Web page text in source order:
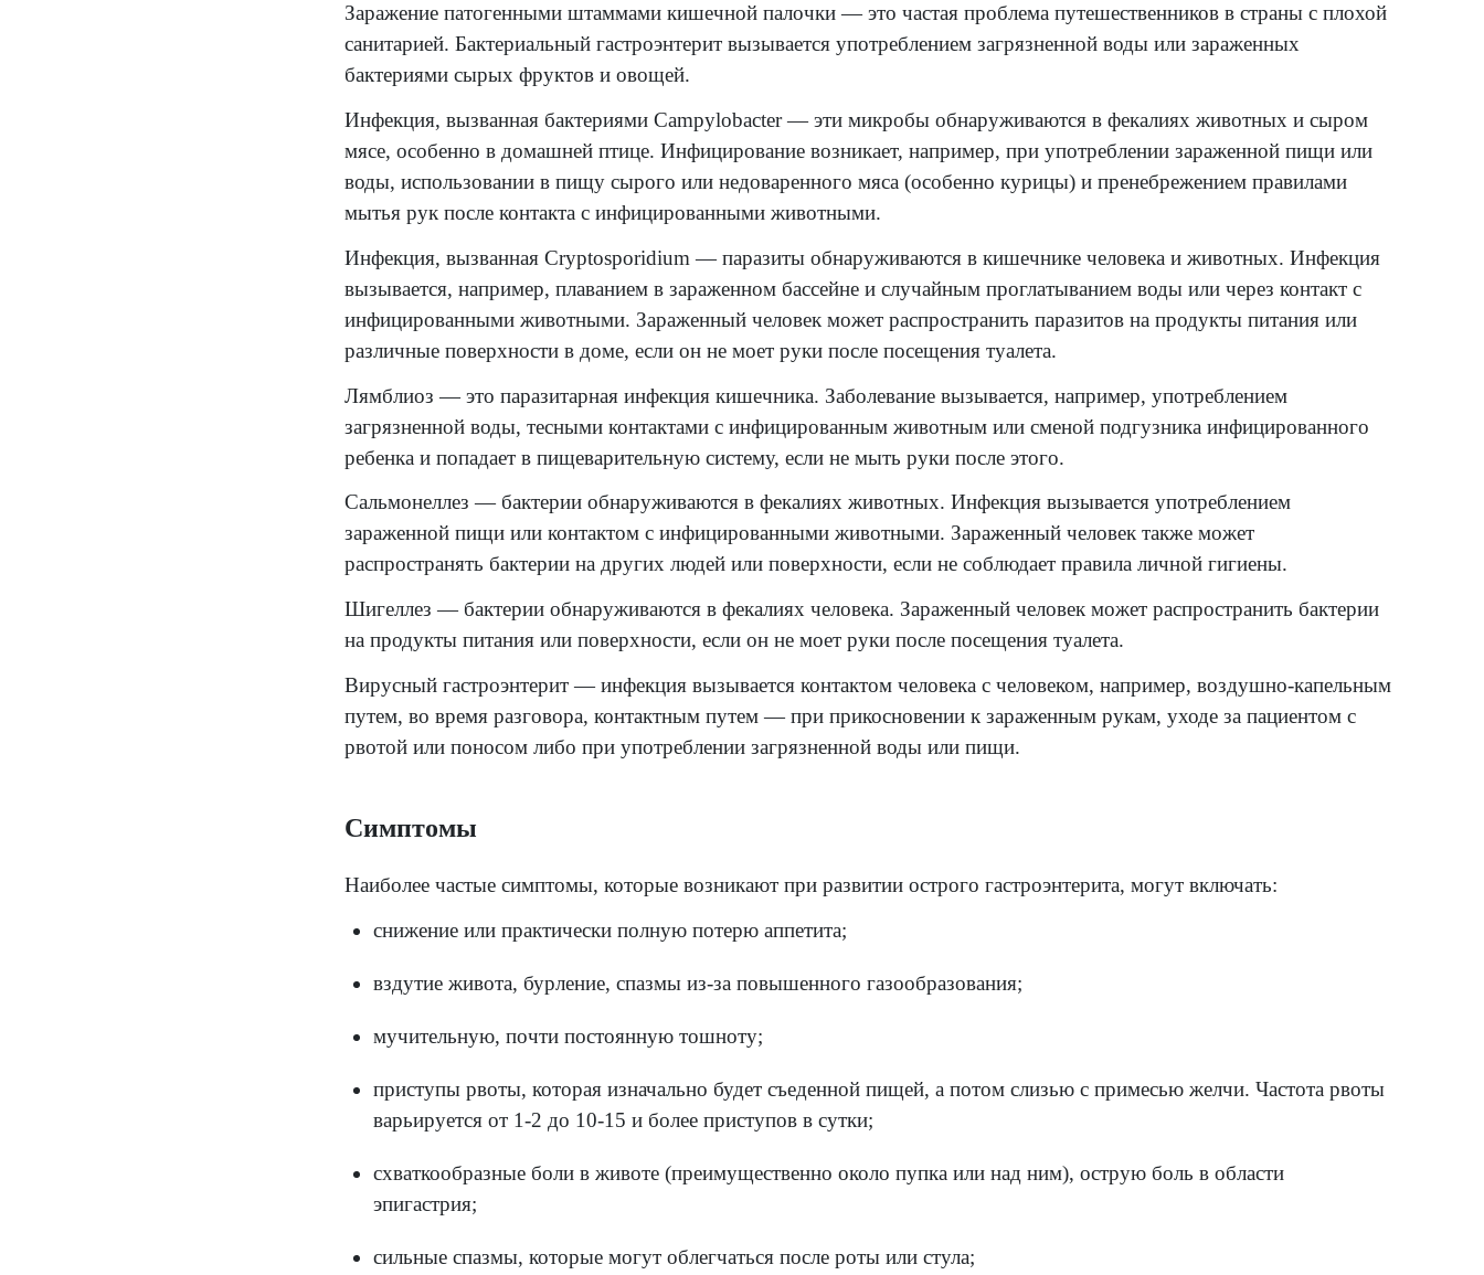
Кишечная палочка
Узнать больше
Инфекционный гастроэнтерит
Инфекционный гастроэнтерит чаще всего вызывается вирусами, бактериями или
заражение происходит при проглатывании возбудителя, обычно при приеме пищи или питье
включают:
Заражение патогенными штаммами кишечной палочки — это частая проблема
санитарией. Бактериальный гастроэнтерит вызывается употреблением загрязненной воды
бактериями сырых фруктов и овощей.
Инфекция, вызванная бактериями Campylobacter — эти микробы обнаруживаются в
воды, использовании в пищу сырого или недоваренного мяса (особенно курицы) и
мытья рук после контакта с инфицированными животными.
Инфекция, вызванная Cryptosporidium — паразиты обнаруживаются в кишечнике человека
вызывается, например, плаванием в зараженном бассейне и случайным проглатыванием воды
различные поверхности в доме, если он не моет руки после посещения туалета.
Лямблиоз — это паразитарная инфекция кишечника. Заболевание вызывается, например,
загрязненной воды, тесными контактами с инфицированным животным или сменой